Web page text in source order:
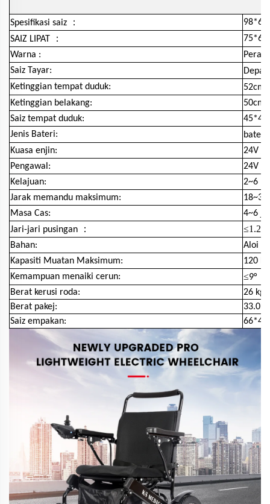
Spesifikasi saiz ：
SAIZ LIPAT
：
Warna :
Saiz Tayar:
Ketinggian tempat duduk:
52cm
Ketinggian belakang:
50cm
Saiz tempat duduk:
Jenis Bateri:
bateri
Kuasa enjin:
24V /
Pengawal:
24V /
Kelajuan:
2~6
Jarak memandu maksimum:
18~30
Masa Cas:
4~6
Jari-jari pusingan
： ≤1.2
Bahan:
Aloi
Kapasiti Muatan Maksimum:
120 KG
Kemampuan menaiki cerun:
≤9°
Berat kerusi roda:
26 kg
Berat pakej:
33.0Kg
Saiz empakan: